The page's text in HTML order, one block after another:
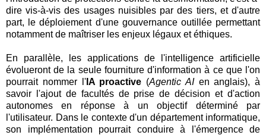
dire vis-à-vis des usages nuisibles par des tiers, et d'autre
part, le déploiement d'une gouvernance outillée permettant
notamment de maîtriser les enjeux légaux et éthiques.
En parallèle, les applications de l'intelligence artificielle
évolueront de la seule fourniture d'information à ce que l'on
pourrait nommer l'IA proactive (Agentic AIen anglais), à
savoir l'ajout de facultés de prise de décision et d'action
autonomes en réponse à un objectif déterminé par
l'utilisateur. Dans le contexte d'un département informatique,
son implémentation pourrait conduire à l'émergence de